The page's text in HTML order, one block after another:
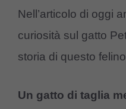
Nell’articolo di oggi
curiosità sul gatto
storia di questo felino
Un gatto di taglia